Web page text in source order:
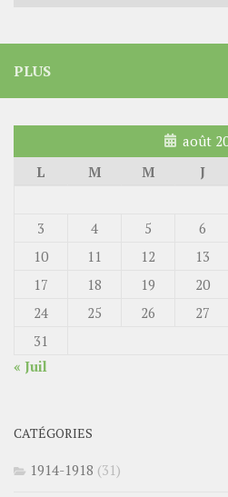
PLUS
août
L
M M J
3
4 5 6
10
11 12 13
17
18 19 20
24
25 26 27
31
« Juil
CATÉGORIES
1914-1918 (31)